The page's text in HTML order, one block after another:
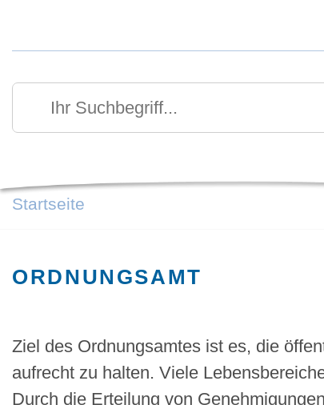
Ihr Suchbegriff
Suchen
Startseite
ORDNUNGSAMT
Ziel des Ordnungsamtes ist es, die
aufrecht zu halten. Viele
Durch die Erteilung von